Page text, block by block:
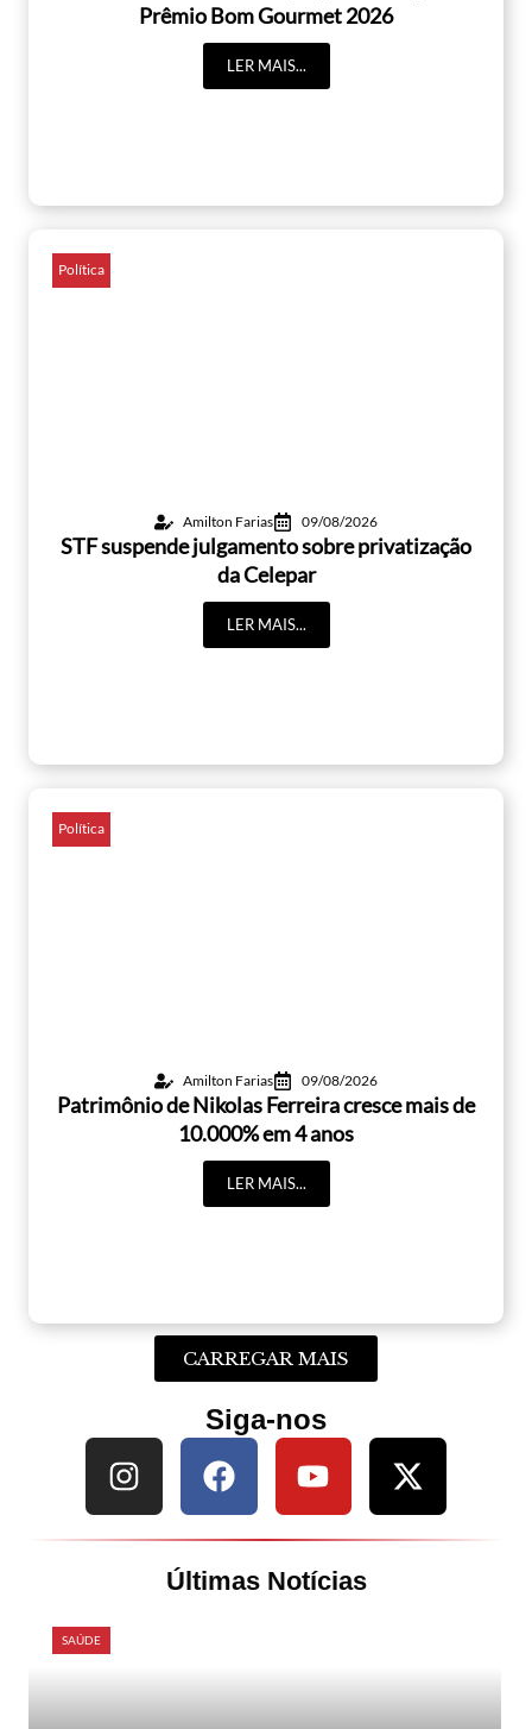
Prêmio Bom Gourmet 2026
LER MAIS...
Política
Amilton Farias 09/08/2026
STF suspende julgamento sobre privatização
da Celepar
LER MAIS...
Política
Amilton Farias 09/08/2026
Patrimônio de Nikolas Ferreira cresce mais de
10.000% em 4 anos
LER MAIS...
CARREGAR MAIS
Siga-nos
Últimas Notícias
SAÚDE